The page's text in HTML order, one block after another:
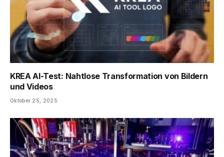
KREA AI-Test: Nahtlose Transformation von Bildern
und Videos
Oktober 25, 2025